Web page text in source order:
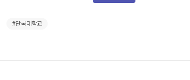
#단국대학교